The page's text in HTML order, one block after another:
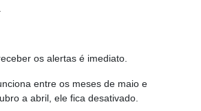
os alertas é imediato.
entre os meses de maio e
a abril, ele fica desativado.